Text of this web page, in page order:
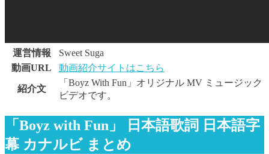
運営情報
Sweet Suga
動画URL
動画紹介サイトはこちら
紹介文
「Boyz With Fun」オリジナル MV ミュージック
ビデオです。
「Boyz with Fun」 日本語歌詞 日本語字
幕 カナルビ まとめ